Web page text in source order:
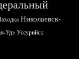
Николаевск-
Удэ Уссурийск